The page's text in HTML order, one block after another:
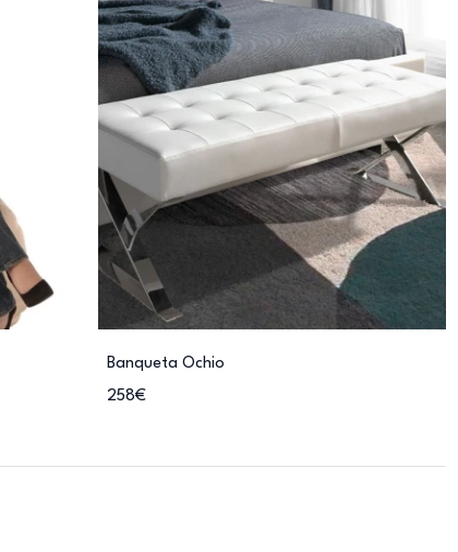
Banqueta Ochio
258€